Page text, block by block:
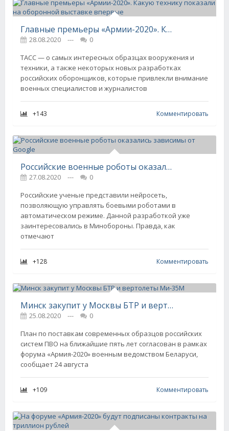
Главные премьеры «Армии-2020». Какую технику показали на оборонной выставке впервые
28.08.2020 ---
0
ТАСС — о самых интересных образцах вооружения и
техники, а также некоторых новых разработках
российских оборонщиков, которые привлекли внимание
военных специалистов и журналистов
+143 Комментировать
Российские военные роботы оказались зависимы от Google
27.08.2020 ---
0
Российские ученые представили нейросеть,
позволяющую управлять боевыми роботами в
автоматическом режиме. Данной разработкой уже
заинтересовались в Минобороны. Правда, как
отмечают
+128 Комментировать
Минск закупит у Москвы БТР и вертолеты Ми-35М
25.08.2020 ---
0
План по поставкам современных образцов российских
систем ПВО на ближайшие пять лет согласован в рамках
форума «Армия-2020» военным ведомством Беларуси,
сообщает 24 августа
+109 Комментировать